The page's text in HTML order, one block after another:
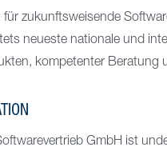
zukunftsweisende
neueste nationale und
kompetenter
GmbH ist